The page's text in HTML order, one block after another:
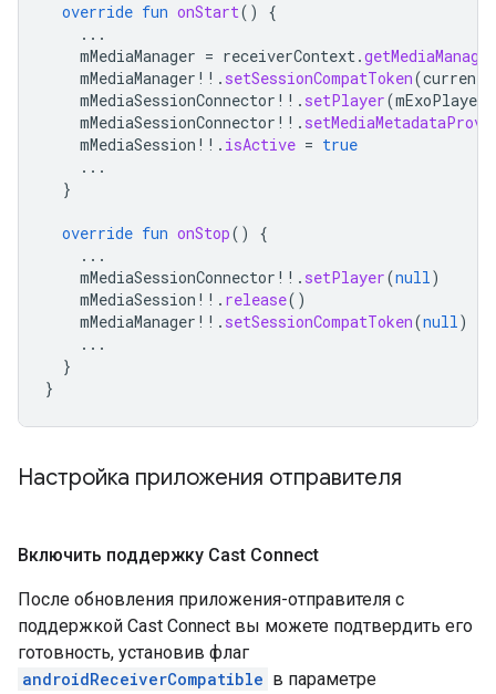
override fun onStart()
{
...
mMediaManager = receiverContext.getMediaManager
mMediaManager !! . setSessionCompatToken(
mMediaSessionConnector !! . setPlayer(mExoPlayer
mMediaSessionConnector !! .
mMediaSession !! . isActive = true
...
}
override fun onStop()
{
...
mMediaSessionConnector !! . setPlayer(null)
mMediaSession !! . release()
mMediaManager !! . setSessionCompatToken(null)
...
}
}
Настройка приложения отправителя
Включить поддержку Cast Connect
После обновления приложения-отправителя с
поддержкой Cast Connect вы можете подтвердить его
готовность, установив флаг
androidReceiverCompatible в параметре